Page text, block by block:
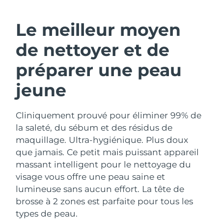
Le meilleur moyen
de nettoyer et de
préparer une peau
jeune
Cliniquement prouvé pour éliminer 99% de
la saleté, du sébum et des résidus de
maquillage. Ultra-hygiénique. Plus doux
que jamais. Ce petit mais puissant appareil
massant intelligent pour le nettoyage du
visage vous offre une peau saine et
lumineuse sans aucun effort. La tête de
brosse à 2 zones est parfaite pour tous les
types de peau.
Nettoyage du visage
LUNA™ 4 coffret
Anti-aging massage
LUNA™ 4 Plus
Massage, LED heating
LUNA™ 4 Men
For men, anti-aging massage
Lifting
BEAR™ 2 coffret
Microcurrent toning
BEAR™ 2 go
Microcurrent toning on-the-go
BEAR™ 2 eyes & lips
Microcurrent line smoothing device
Hydratation
UFO™ 3 coffret
Deep facial hydration
UFO™ 3 LED
Near-infrared and red light therapy
device
Soin bucco-dentaire
issa™ 4
Hybrid silicone sonic toothbrush
issa™ 4 plus
Smart hybrid silicone sonic toothbrush
FAQ™ TRAITEMENT ANTI-ÂGE
Anti-âge Traitements LED
NEW
Bahreïn Livraison estimée
Belgique
Bermudes
Brunei Livraison estimée
Bulgarie Livraison estimée8/10/26
Canada Livraison estimée
Chili Livraison estimée 8/14/26